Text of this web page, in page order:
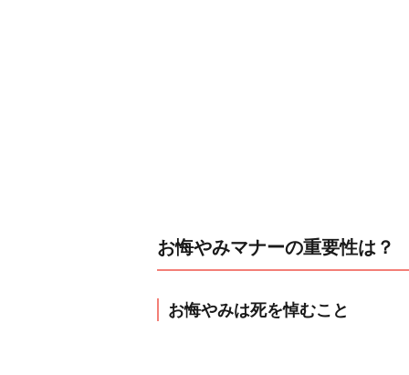
お悔やみマナーの重要性は？
お悔やみは死を悼むこと